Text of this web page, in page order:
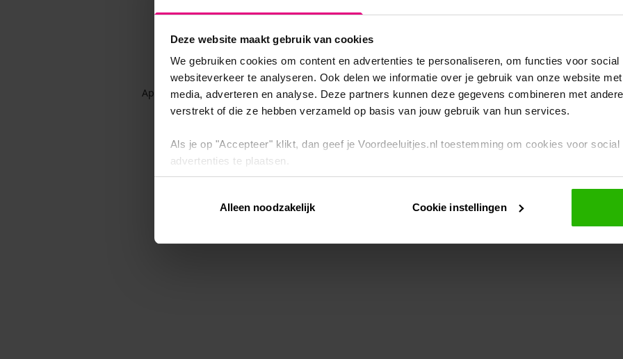
Deze website maakt gebruik van cookies
We gebruiken cookies om content en advertenties te personaliseren, om functies voor
websiteverkeer te analyseren. Ook delen we informatie over je gebruik van onze website
media, adverteren en analyse. Deze partners kunnen deze gegevens combineren met
verstrekt of die ze hebben verzameld op basis van jouw gebruik van hun services.
Als je op "Accepteer" klikt, dan geef je Voordeeluitjes.nl toestemming om cookies voor
advertenties te plaatsen.
Via "Cookie instellingen" kun je ook zelf instellen welke cookies worden geplaatst. Je kunt je
intrekken op onscookiebeleid.
Alleen noodzakelijk Cookie instellingen
Application error: a client-side exception has occurred while loadingwww.voordeeluitjes.nl (see the